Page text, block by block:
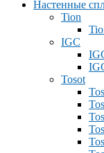
Настенные
Tion
IGC
Tosot